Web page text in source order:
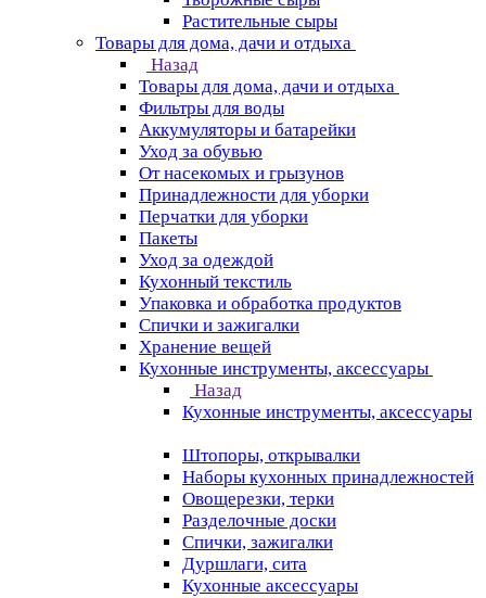
Растительные сыры
Товары для дома, дачи и отдыха
Назад
Товары для дома, дачи и отдыха
Фильтры для воды
Аккумуляторы и батарейки
Уход за обувью
От насекомых и грызунов
Принадлежности для уборки
Перчатки для уборки
Пакеты
Уход за одеждой
Кухонный текстиль
Упаковка и обработка продуктов
Спички и зажигалки
Хранение вещей
Кухонные инструменты, аксессуары
Назад
Кухонные инструменты, аксессуары
Штопоры, открывалки
Наборы кухонных принадлежностей
Овощерезки, терки
Разделочные доски
Спички, зажигалки
Дуршлаги, сита
Кухонные аксессуары